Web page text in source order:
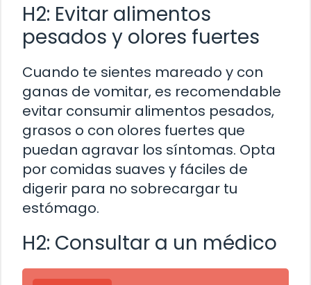
H2: Evitar alimentos
pesados y olores fuertes
Cuando te sientes mareado y con
ganas de vomitar, es recomendable
evitar consumir alimentos pesados,
grasos o con olores fuertes que
puedan agravar los síntomas. Opta
por comidas suaves y fáciles de
digerir para no sobrecargar tu
estómago.
H2: Consultar a un médico